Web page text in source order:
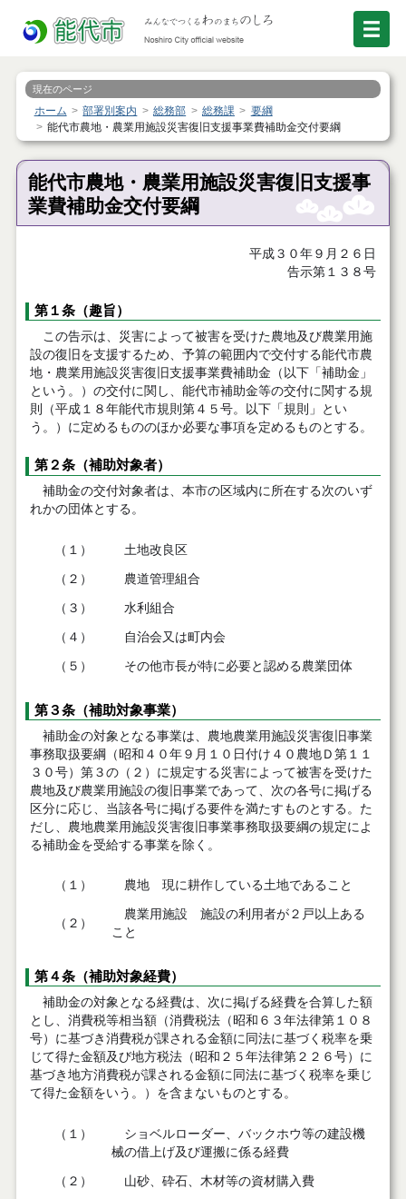
現在のページ
ホーム 部署別案内 総務部 総務課
要綱
能代市農地・農業用施設災害復旧支援事業費補助金交付要綱
能代市農地・農業用施設災害復旧支援事
業費補助金交付要綱
平成３０年９月２６日
告示第１３８号
第１条（趣旨）
この告示は、災害によって被害を受けた農地及び農業用施
設の復旧を支援するため、予算の範囲内で交付する能代市農
地・農業用施設災害復旧支援事業費補助金（以下「補助金」
という。）の交付に関し、能代市補助金等の交付に関する規
則（平成１８年能代市規則第４５号。以下「規則」とい
う。）に定めるもののほか必要な事項を定めるものとする。
第２条（補助対象者）
補助金の交付対象者は、本市の区域内に所在する次のいず
れかの団体とする。
（１） 土地改良区
（２） 農道管理組合
（３） 水利組合
（４） 自治会又は町内会
（５） その他市長が特に必要と認める農業団体
第３条（補助対象事業）
補助金の対象となる事業は、農地農業用施設災害復旧事業
事務取扱要綱（昭和４０年９月１０日付け４０農地Ｄ第１１
３０号）第３の（２）に規定する災害によって被害を受けた
農地及び農業用施設の復旧事業であって、次の各号に掲げる
区分に応じ、当該各号に掲げる要件を満たすものとする。た
だし、農地農業用施設災害復旧事業事務取扱要綱の規定によ
る補助金を受給する事業を除く。
（１） 農地 現に耕作している土地であること
（２）
農業用施設 施設の利用者が２戸以上ある
こと
第４条（補助対象経費）
補助金の対象となる経費は、次に掲げる経費を合算した額
とし、消費税等相当額（消費税法（昭和６３年法律第１０８
号）に基づき消費税が課される金額に同法に基づく税率を乗
じて得た金額及び地方税法（昭和２５年法律第２２６号）に
基づき地方消費税が課される金額に同法に基づく税率を乗じ
て得た金額をいう。）を含まないものとする。
（１）
ショベルローダー、バックホウ等の建設機
械の借上げ及び運搬に係る経費
（２） 山砂、砕石、木材等の資材購入費